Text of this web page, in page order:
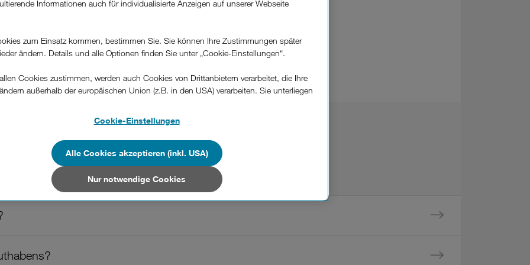
Sie wird im Zuge der Auszahlung eingezogen bzw. vernichtet.
als 12 Monaten.
War diese Information hilfreich?
Informationen auch für individualisierte Anzeigen auf unserer Webseite
zum Einsatz kommen, bestimmen Sie. Sie können Ihre Zustimmungen später
ändern. Details und alle Optionen finden Sie unter „Cookie-Einstellungen“.
Cookies zustimmen, werden auch Cookies von Drittanbietern verarbeitet, die Ihre
außerhalb der europäischen Union (z.B. in den USA) verarbeiten. Sie unterliegen
Unternehmen in Drittstaaten, die ein ähnliches Datenschutzniveau wie in der
Union aufweisen (z.B. Data Privacy Framework), werden wie europäische
„Nur notwendige Cookies“ wählen, dann sind für Sie nur jene Cookies im Einsatz, die
dieser Website unerlässlich sind.
Cookie-Einstellungen
Nur notwendige Cookies
Alle Cookies akzeptieren (inkl. USA)